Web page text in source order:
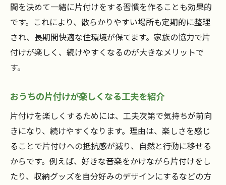
間を決めて一緒に片付けをする習慣を作ることも効果的
です。これにより、散らかりやすい場所も定期的に整理
され、長期間快適な住環境が保てます。家族の協力で片
付けが楽しく、続けやすくなるのが大きなメリットで
す。
おうちの片付けが楽しくなる工夫を紹介
片付けを楽しくするためには、工夫次第で気持ちが前向
きになり、続けやすくなります。理由は、楽しさを感じ
ることで片付けへの抵抗感が減り、自然と行動に移せる
からです。例えば、好きな音楽をかけながら片付けをし
たり、収納グッズを自分好みのデザインにするなどの方